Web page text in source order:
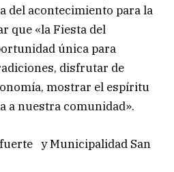
del acontecimiento para la
que «la Fiesta del
única para
disfrutar de
mostrar el espíritu
a nuestra comunidad».
y Municipalidad San